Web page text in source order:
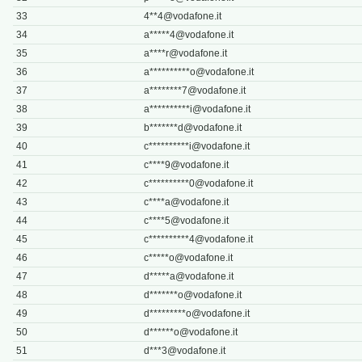
33
4**4@vodafone.it
34
a*****4@vodafone.it
35
a****r@vodafone.it
36
a**********o@vodafone.it
37
a********7@vodafone.it
38
a**********i@vodafone.it
39
b*******d@vodafone.it
40
c**********i@vodafone.it
41
c****9@vodafone.it
42
c**********0@vodafone.it
43
c****a@vodafone.it
44
c****5@vodafone.it
45
c**********4@vodafone.it
46
c*****o@vodafone.it
47
d*****a@vodafone.it
48
d*******o@vodafone.it
49
d*********o@vodafone.it
50
d******o@vodafone.it
51
d***3@vodafone.it